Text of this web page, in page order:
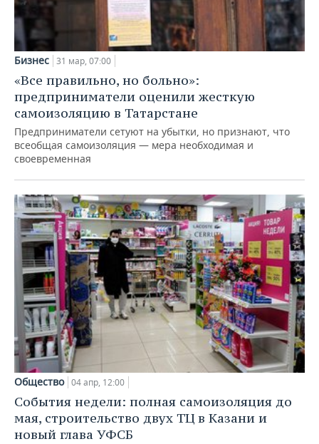
Бизнес 31 мар, 07:00
«Все правильно, но больно»:
предприниматели оценили жесткую
самоизоляцию в Татарстане
Предприниматели сетуют на убытки, но признают, что
всеобщая самоизоляция — мера необходимая и
своевременная
Общество 04 апр, 12:00
События недели: полная самоизоляция до
мая, строительство двух ТЦ в Казани и
новый глава УФСБ